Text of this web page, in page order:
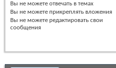
Вы не можете отвечать в темах
Вы не можете прикреплять вложения
Вы не можете редактировать свои
сообщения